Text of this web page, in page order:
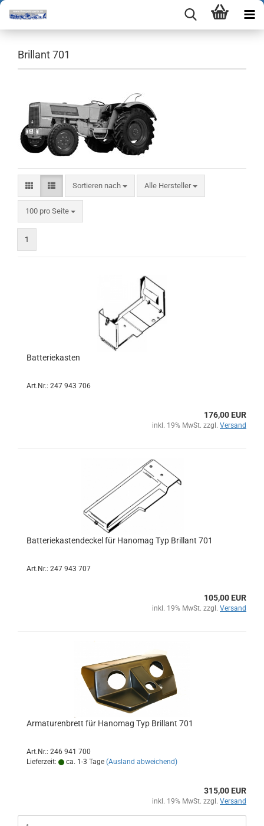
Brillant 701
Sortieren nach
Sortieren nach Alle Hersteller
100 pro Seite
pro Seite
1
Batteriekasten
Art.Nr.: 247 943 706
176,00 EUR
inkl. 19% MwSt. zzgl. Versand
Batteriekastendeckel für Hanomag Typ Brillant 701
Art.Nr.: 247 943 707
105,00 EUR
inkl. 19% MwSt. zzgl. Versand
Armaturenbrett für Hanomag Typ Brillant 701
Art.Nr.: 246 941 700
Lieferzeit:
ca. 1-3 Tage (Ausland abweichend)
315,00 EUR
inkl. 19% MwSt. zzgl. Versand